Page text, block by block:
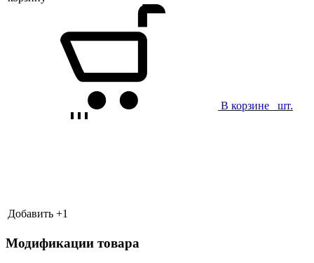
В корзине шт.
Добавить +1
Модификации товара